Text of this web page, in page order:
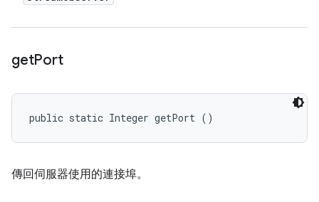
getPort
public static Integer getPort ()
傳回伺服器使用的連接埠。